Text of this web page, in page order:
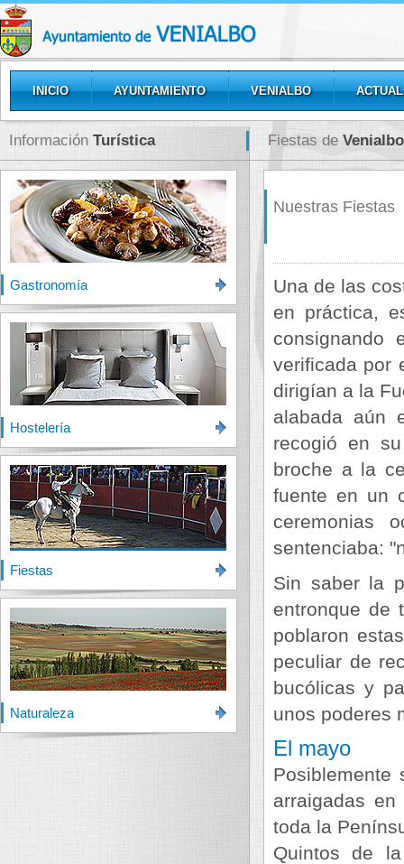
INICIO AYUNTAMIENTO VENIALBO
GALERÍAS
Información Turística
Gastronomía
Hostelería
Fiestas
Naturaleza
Fiestas de Venialbo
Nuestras Fiestas
Una de las
en práctica,
verificada por
dirigían a la
alabada aún
recogió en
broche a la
fuente en un
ceremonias
sentenciaba:
Sin saber la
entronque de
poblaron
peculiar de
bucólicas y
unos poderes
El mayo
arraigadas
toda la
Quintos de